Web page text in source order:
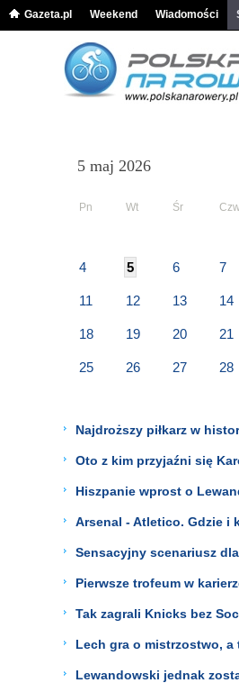
Gazeta.pl Weekend Wiadomości
5 maj 2026
Pn Wt Śr
4 5 6 7
11 12 13 14
18 19 20 21
25 26 27 28
Najdroższy piłkarz w
Oto z kim przyjaźni się
Hiszpanie wprost o
Arsenal - Atletico. Gdzie i
Sensacyjny scenariusz
Pierwsze trofeum w
Tak zagrali Knicks bez
Lech gra o mistrzostwo,
Lewandowski jednak